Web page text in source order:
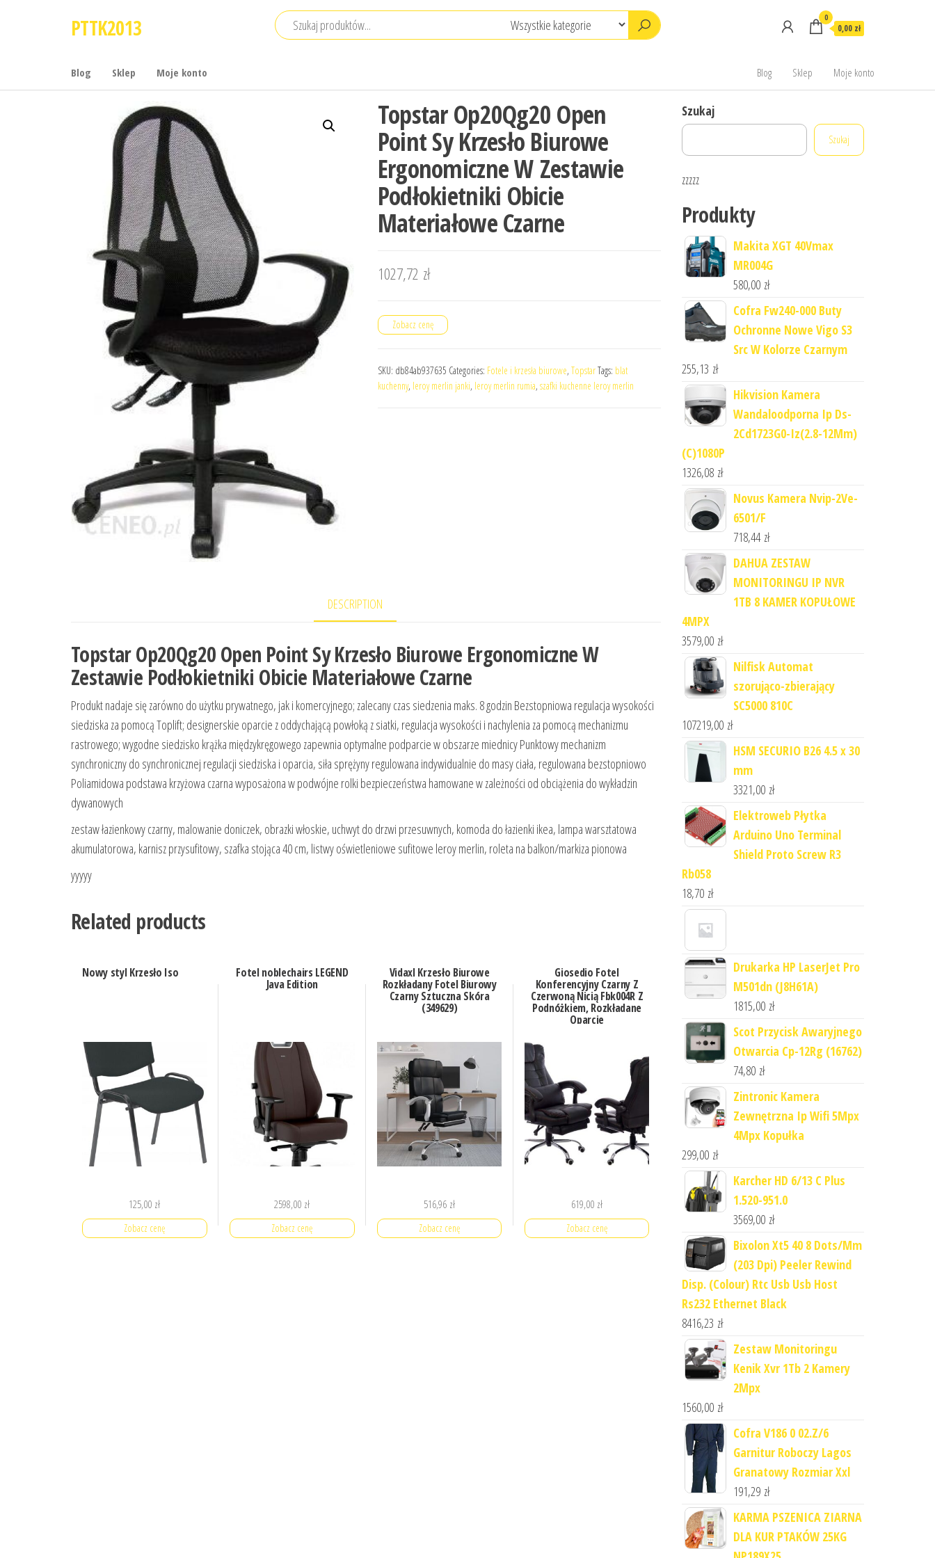
PTTK2013 0
0,00 zł
Blog Sklep Moje konto Blog Sklep Moje konto
Topstar Op20Qg20 Open
Point Sy Krzesło Biurowe
Ergonomiczne W Zestawie
Podłokietniki Obicie
Materiałowe Czarne
1027,72 zł
Zobacz cenę
SKU: db84ab937635 Categories: Fotele i krzesła biurowe, TopstarTags: blat
kuchenny, leroy merlin janki, leroy merlin rumia, szafki kuchenne leroy merlin
DESCRIPTION
Topstar Op20Qg20 Open Point Sy Krzesło Biurowe Ergonomiczne W
Zestawie Podłokietniki Obicie Materiałowe Czarne
Produkt nadaje się zarówno do użytku prywatnego, jak i komercyjnego; zalecany czas siedzenia maks. 8 godzin Bezstopniowa regulacja wysokości
siedziska za pomocą Toplift; designerskie oparcie z oddychającą powłoką z siatki, regulacja wysokości i nachylenia za pomocą mechanizmu
rastrowego; wygodne siedzisko krążka międzykręgowego zapewnia optymalne podparcie w obszarze miednicy Punktowy mechanizm
synchroniczny do synchronicznej regulacji siedziska i oparcia, siła sprężyny regulowana indywidualnie do masy ciała, regulowana bezstopniowo
Poliamidowa podstawa krzyżowa czarna wyposażona w podwójne rolki bezpieczeństwa hamowane w zależności od obciążenia do wykładzin
dywanowych
zestaw łazienkowy czarny, malowanie doniczek, obrazki włoskie, uchwyt do drzwi przesuwnych, komoda do łazienki ikea, lampa warsztatowa
akumulatorowa, karnisz przysufitowy, szafka stojąca 40 cm, listwy oświetleniowe sufitowe leroy merlin, roleta na balkon/markiza pionowa
yyyyy
Related products
Nowy styl Krzesło Iso
125,00 zł
Zobacz cenę
Fotel noblechairs LEGEND
Java Edition
2598,00 zł
Zobacz cenę
Vidaxl Krzesło Biurowe
Rozkładany Fotel Biurowy
Czarny Sztuczna Skóra
(349629)
516,96 zł
Zobacz cenę
Giosedio Fotel
Konferencyjny Czarny Z
Czerwoną Nicią Fbk004R Z
Podnóżkiem, Rozkładane
Oparcie
619,00 zł
Zobacz cenę
Szukaj
Szukaj
zzzzz
Produkty
Makita XGT 40Vmax
MR004G
580,00 zł
Cofra Fw240-000 Buty
Ochronne Nowe Vigo S3
Src W Kolorze Czarnym
255,13 zł
Hikvision Kamera
Wandaloodporna Ip Ds-
2Cd1723G0-Iz(2.8-12Mm)
(C)1080P
1326,08 zł
Novus Kamera Nvip-2Ve-
6501/F
718,44 zł
DAHUA ZESTAW
MONITORINGU IP NVR
1TB 8 KAMER KOPUŁOWE
4MPX
3579,00 zł
Nilfisk Automat
szorująco-zbierający
SC5000 810C
107219,00 zł
HSM SECURIO B26 4.5 x 30
mm
3321,00 zł
Elektroweb Płytka
Arduino Uno Terminal
Shield Proto Screw R3
Rb058
18,70 zł
Drukarka HP LaserJet Pro
M501dn (J8H61A)
1815,00 zł
Scot Przycisk Awaryjnego
Otwarcia Cp-12Rg (16762)
74,80 zł
Zintronic Kamera
Zewnętrzna Ip Wifi 5Mpx
4Mpx Kopułka
299,00 zł
Karcher HD 6/13 C Plus
1.520-951.0
3569,00 zł
Bixolon Xt5 40 8 Dots/Mm
(203 Dpi) Peeler Rewind
Disp. (Colour) Rtc Usb Usb Host
Rs232 Ethernet Black
8416,23 zł
Zestaw Monitoringu
Kenik Xvr 1Tb 2 Kamery
2Mpx
1560,00 zł
Cofra V186 0 02.Z/6
Garnitur Roboczy Lagos
Granatowy Rozmiar Xxl
191,29 zł
KARMA PSZENICA ZIARNA
DLA KUR PTAKÓW 25KG